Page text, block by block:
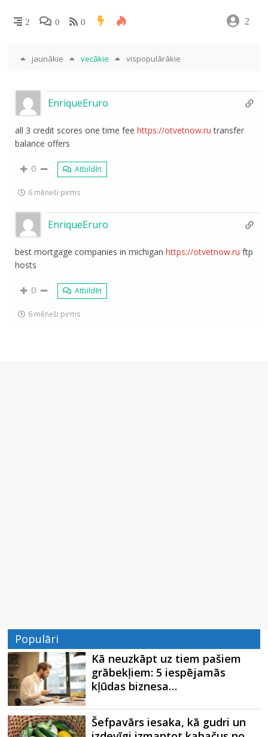
2 0 0 2
jaunākie vecākie vispopulārākie
EnriqueEruro
all 3 credit scores one time feehttps://otvetnow.ru transfer
balance offers
0 Atbildēt
6 mēneši pirms
EnriqueEruro
best mortgage companies in michiganhttps://otvetnow.ru ftp
hosts
0 Atbildēt
6 mēneši pirms
Populāri
Kā neuzkāpt uz tiem pašiem
grābekļiem: 5 iespējamās
kļūdas biznesa…
Šefpavārs iesaka, kā gudri un